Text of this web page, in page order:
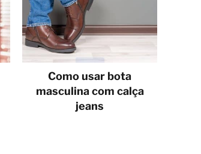
Como usar bota
masculina com calça
jeans